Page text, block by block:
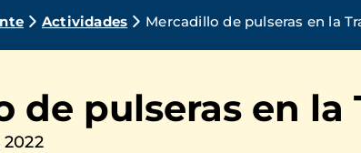
Actividades Mercadillo de pulseras en la
de pulseras en
2022